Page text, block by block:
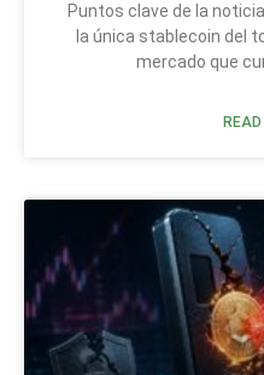
Puntos clave de la
la única stablecoin del
mercado que